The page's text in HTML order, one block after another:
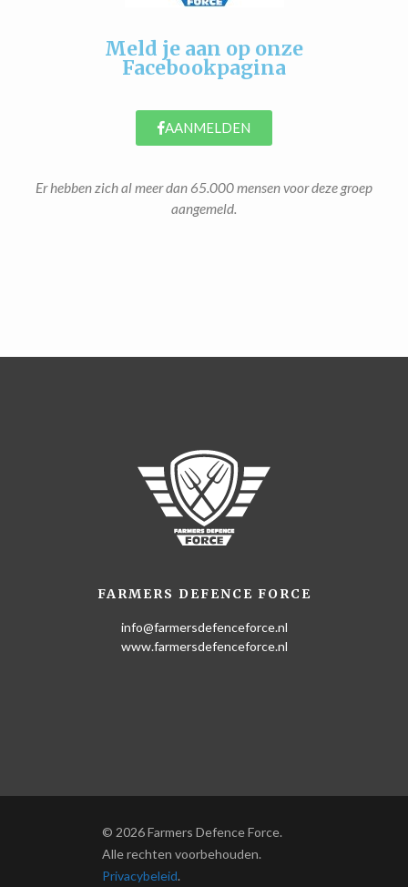
Meld je aan op onze
Facebookpagina
AANMELDEN
Er hebben zich al meer dan 65.000 mensen voor deze groep
aangemeld.
FARMERS DEFENCE FORCE
info@farmersdefenceforce.nl
www.farmersdefenceforce.nl
© 2026 Farmers Defence Force.
Alle rechten voorbehouden.
Privacybeleid.